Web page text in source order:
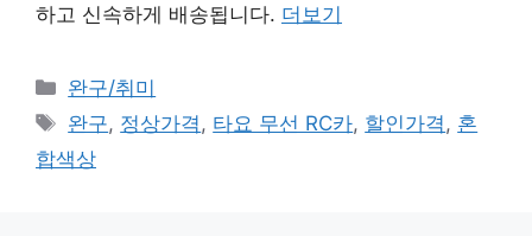
하고 신속하게 배송됩니다. 더보기
카
테
리
완구/취미
태
그
완구, 정상가격 , 타요 무선 RC카, 할인가격 , 혼
합색상